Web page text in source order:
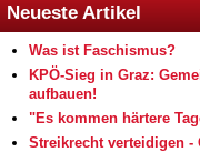
Neueste Artikel
Was ist Faschismus?
KPÖ-Sieg in Graz:
aufbauen!
"Es kommen härtere
Streikrecht verteidigen -